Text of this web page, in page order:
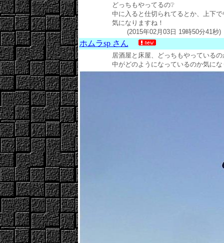
どっちもやってるの❔
中に入ると仕切られてるとか、上下
気になりますね！
(2015年02月03日 19時50分41秒)
ホムラsp さん
居酒屋と床屋、どっちもやっている
中がどのようになっているのか気に